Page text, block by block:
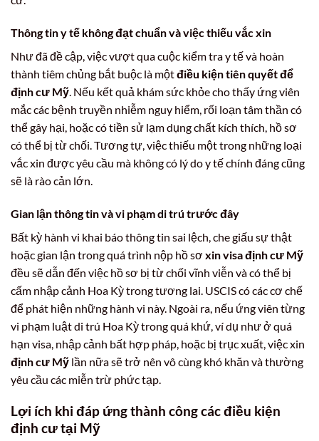
Thông tin y tế không đạt chuẩn và việc thiếu vắc xin
Như đã đề cập, việc vượt qua cuộc kiểm tra y tế và hoàn
thành tiêm chủng bắt buộc là mộtđiều kiện tiên quyết để
định cư Mỹ . Nếu kết quả khám sức khỏe cho thấy ứng viên
mắc các bệnh truyền nhiễm nguy hiểm, rối loạn tâm thần có
thể gây hại, hoặc có tiền sử lạm dụng chất kích thích, hồ sơ
có thể bị từ chối. Tương tự, việc thiếu một trong những loại
vắc xin được yêu cầu mà không có lý do y tế chính đáng cũng
sẽ là rào cản lớn.
Gian lận thông tin và vi phạm di trú trước đây
Bất kỳ hành vi khai báo thông tin sai lệch, che giấu sự thật
hoặc gian lận trong quá trình nộp hồ sơ xin visa định cư Mỹ
đều sẽ dẫn đến việc hồ sơ bị từ chối vĩnh viễn và có thể bị
cấm nhập cảnh Hoa Kỳ trong tương lai. USCIS có các cơ chế
để phát hiện những hành vi này. Ngoài ra, nếu ứng viên từng
vi phạm luật di trú Hoa Kỳ trong quá khứ, ví dụ như ở quá
hạn visa, nhập cảnh bất hợp pháp, hoặc bị trục xuất, việc xin
định cư Mỹ lần nữa sẽ trở nên vô cùng khó khăn và thường
yêu cầu các miễn trừ phức tạp.
Lợi ích khi đáp ứng thành công các điều kiện
định cư tại Mỹ